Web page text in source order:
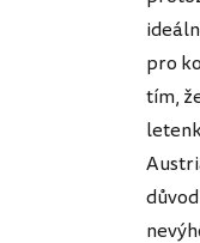
pro
tím,